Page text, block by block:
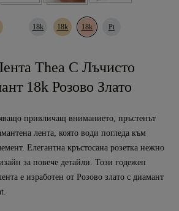
18k 18k 18k Pt
Thea С Лъчисто
18k Розово Злато
привличащ вниманието, пръстенът
лента, която води погледа към
Елегантна кръстосана розетка нежно
за повече детайли. Този годежен
е изработен от Розово злато с диамант